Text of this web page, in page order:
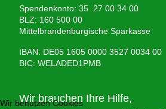
Spendenkonto: 35 27 00 34 00
BLZ: 160 500 00
Mittelbrandenburgische Sparkasse
IBAN: DE05 1605 0000 3527 0034 00
BIC: WELADED1PMB
Wir brauchen Ihre Hilfe,
Wir benutzen Cookies